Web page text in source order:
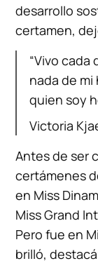
desarrollo
certamen,
“Vivo cada
nada de
quien soy
Victoria
Antes de ser
certámenes
en Miss
Miss Grand
Pero fue en
brilló,